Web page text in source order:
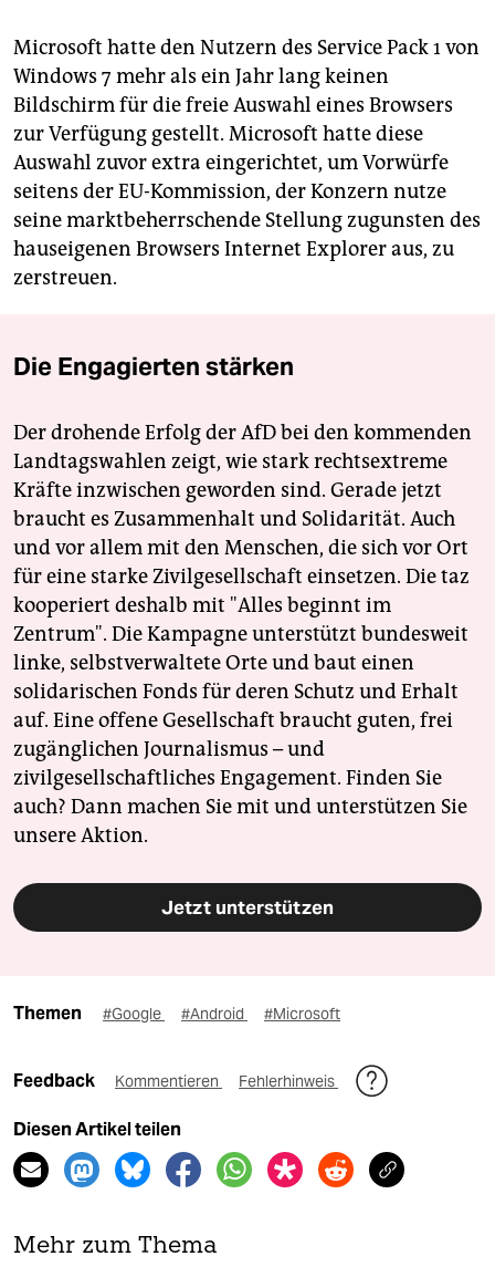
Microsoft hatte den Nutzern des Service Pack 1 von
Windows 7 mehr als ein Jahr lang keinen
Bildschirm für die freie Auswahl eines Browsers
zur Verfügung gestellt. Microsoft hatte diese
Auswahl zuvor extra eingerichtet, um Vorwürfe
seitens der EU-Kommission, der Konzern nutze
seine marktbeherrschende Stellung zugunsten des
hauseigenen Browsers Internet Explorer aus, zu
zerstreuen.
Die Engagierten stärken
Der drohende Erfolg der AfD bei den kommenden
Landtagswahlen zeigt, wie stark rechtsextreme
Kräfte inzwischen geworden sind. Gerade jetzt
braucht es Zusammenhalt und Solidarität. Auch
und vor allem mit den Menschen, die sich vor Ort
für eine starke Zivilgesellschaft einsetzen. Die taz
kooperiert deshalb mit "Alles beginnt im
Zentrum". Die Kampagne unterstützt bundesweit
linke, selbstverwaltete Orte und baut einen
solidarischen Fonds für deren Schutz und Erhalt
auf. Eine offene Gesellschaft braucht guten, frei
zugänglichen Journalismus – und
zivilgesellschaftliches Engagement. Finden Sie
auch? Dann machen Sie mit und unterstützen Sie
unsere Aktion.
Jetzt unterstützen
Themen #Google #Android #Microsoft
Feedback Kommentieren Fehlerhinweis
Diesen Artikel teilen
Mehr zum Thema